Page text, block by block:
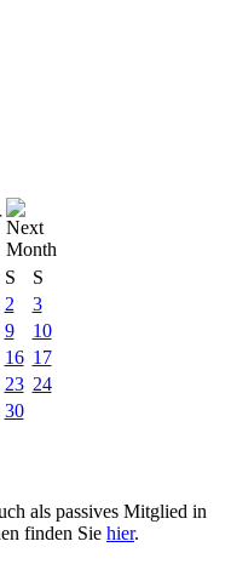
S
S
2
3
9
10
16 17
23 24
30
als passives Mitglied in
finden Sie hier.